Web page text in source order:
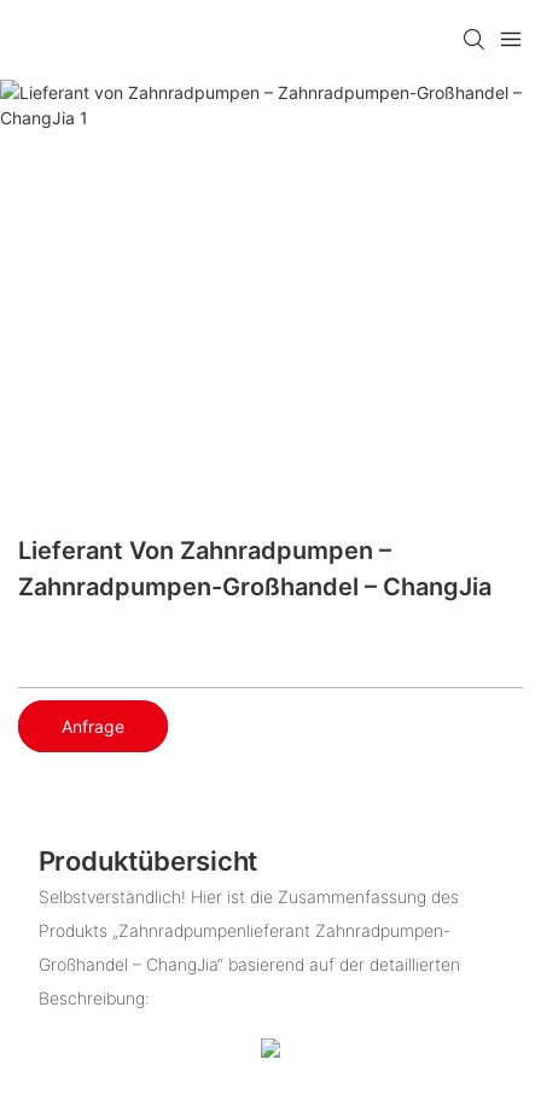
Lieferant Von Zahnradpumpen –
Zahnradpumpen-Großhandel – ChangJia
Anfrage
Produktübersicht
Selbstverständlich! Hier ist die Zusammenfassung des
Produkts „Zahnradpumpenlieferant Zahnradpumpen-
Großhandel – ChangJia“ basierend auf der detaillierten
Beschreibung: